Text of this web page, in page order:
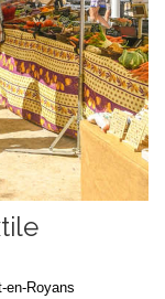
Royans